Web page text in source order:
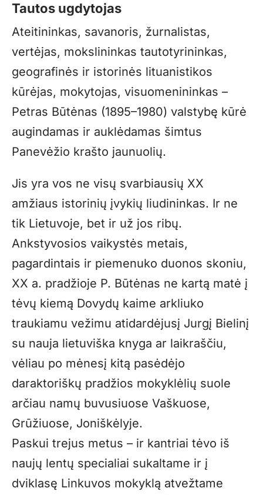
Tautos ugdytojas
Ateitininkas, savanoris, žurnalistas,
vertėjas, mokslininkas tautotyrininkas,
geografinės ir istorinės lituanistikos
kūrėjas, mokytojas, visuomenininkas –
Petras Būtėnas (1895–1980) valstybę kūrė
augindamas ir auklėdamas šimtus
Panevėžio krašto jaunuolių.
Jis yra vos ne visų svarbiausių XX
amžiaus istorinių įvykių liudininkas. Ir ne
tik Lietuvoje, bet ir už jos ribų.
Ankstyvosios vaikystės metais,
pagardintais ir piemenuko duonos skoniu,
XX a. pradžioje P. Būtėnas ne kartą matė į
tėvų kiemą Dovydų kaime arkliuko
traukiamu vežimu atidardėjusį Jurgį Bielinį
su nauja lietuviška knyga ar laikraščiu,
vėliau po mėnesį kitą pasėdėjo
daraktoriškų pradžios mokyklėlių suole
arčiau namų buvusiuose Vaškuose,
Grūžiuose, Joniškėlyje.
Paskui trejus metus – ir kantriai tėvo iš
naujų lentų specialiai sukaltame ir į
dviklasę Linkuvos mokyklą atvežtame